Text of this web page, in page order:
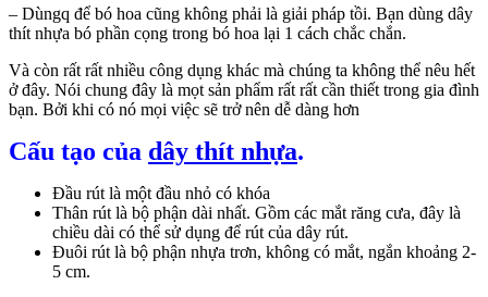
– Dùngq để bó hoa cũng không phải là giải pháp tồi. Bạn dùng dây
thít nhựa bó phần cọng trong bó hoa lại 1 cách chắc chắn.
Và còn rất rất nhiều công dụng khác mà chúng ta không thể nêu hết
ở đây. Nói chung đây là mọt sản phẩm rất rất cần thiết trong gia đình
bạn. Bởi khi có nó mọi việc sẽ trở nên dễ dàng hơn
Cấu tạo của dây thít nhựa.
Đầu rút là một đầu nhỏ có khóa
Thân rút là bộ phận dài nhất. Gồm các mắt răng cưa, đây là
chiều dài có thể sử dụng để rút của dây rút.
Đuôi rút là bộ phận nhựa trơn, không có mắt, ngắn khoảng 2-
5 cm.